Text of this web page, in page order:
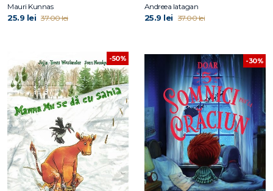
Mauri Kunnas
25.9 lei 37.00 lei
Andreea Iatagan
25.9 lei 37.00 lei
-50% -30%